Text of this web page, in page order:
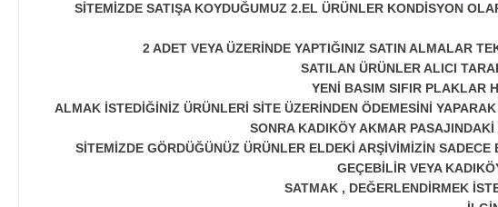
SİTEMİZDE SATIŞA KOYDUĞUMUZ 2.EL ÜRÜNLER KONDİSYON
2 ADET VEYA ÜZERİNDE YAPTIĞINIZ SATIN ALMALAR
SATILAN ÜRÜNLER ALICI
YENİ BASIM SIFIR PLAKLAR
ALMAK İSTEDİĞİNİZ ÜRÜNLERİ SİTE ÜZERİNDEN ÖDEMESİNİ
SONRA KADIKÖY AKMAR
SİTEMİZDE GÖRDÜĞÜNÜZ ÜRÜNLER ELDEKİ ARŞİVİMİZİN
GEÇEBİLİR VEYA
SATMAK , DEĞERLENDİRMEK